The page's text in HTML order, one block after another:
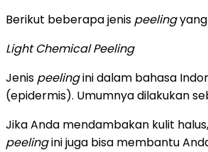
Berikut beberapa jenis peeling
Light Chemical Peeling
Jenis peelingini dalam bahasa
(epidermis). Umumnya dilakukan
Jika Anda mendambakan kulit
peelingini juga bisa membantu